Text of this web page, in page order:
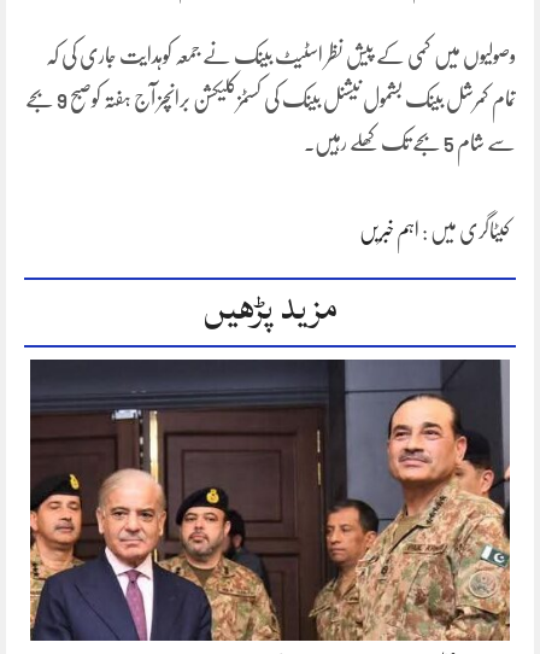
وصولیوں میں کمی کے پیش نظر اسٹیٹ بینک نے جمعہ کوہدایت جاری کی کہ
تمام کمرشل بینک بشمول نیشنل بینک کی کسٹمزکلیکشن برانچز آج ہفتہ کوصبح 9 بجے
سے شام 5 بجے تک کھلے رہیں۔
کیٹاگری میں : اہم خبریں
مزید پڑھیں